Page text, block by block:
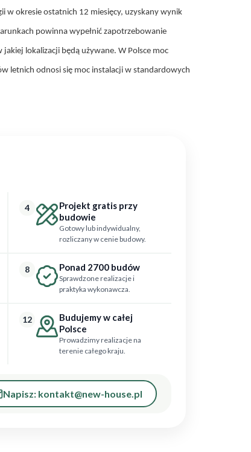
w okresie ostatnich 12 miesięcy, uzyskany wynik
powinna wypełnić zapotrzebowanie
lokalizacji będą używane. W Polsce moc
letnich odnosi się moc instalacji w standardowych
4
Projekt gratis przy
budowie
Gotowy lub indywidualny,
rozliczany w cenie budowy.
8 Ponad 2700 budów
Sprawdzone realizacje i
praktyka wykonawcza.
12
Budujemy w całej
Polsce
Prowadzimy realizacje na
terenie całego kraju.
Napisz: kontakt@new-house.pl